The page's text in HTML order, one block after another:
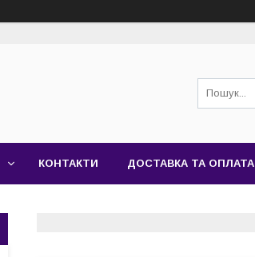
КОНТАКТИ ДОСТАВКА ТА ОПЛАТА